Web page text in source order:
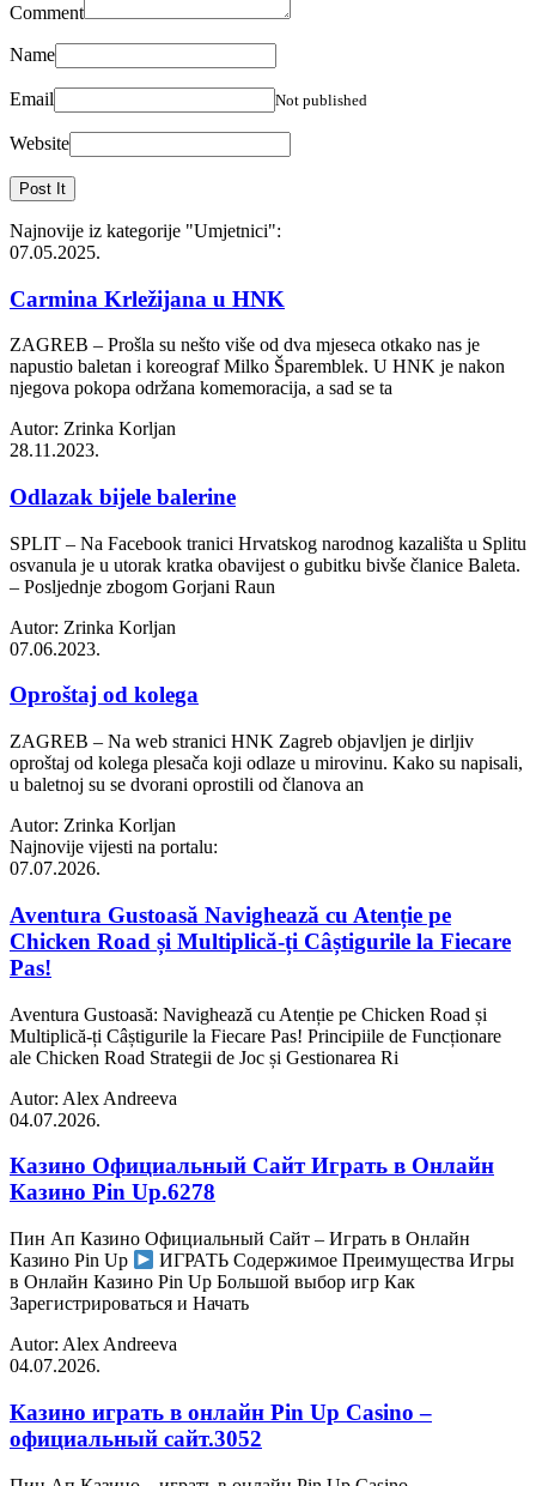
Comment
Name
Email Not published
Website
Najnovije iz kategorije "Umjetnici":
07.05.2025.
Carmina Krležijana u HNK
ZAGREB – Prošla su nešto više od dva mjeseca otkako nas je
napustio baletan i koreograf Milko Šparemblek. U HNK je nakon
njegova pokopa održana komemoracija, a sad se ta
Autor: Zrinka Korljan
28.11.2023.
Odlazak bijele balerine
SPLIT – Na Facebook tranici Hrvatskog narodnog kazališta u Splitu
osvanula je u utorak kratka obavijest o gubitku bivše članice Baleta.
– Posljednje zbogom Gorjani Raun
Autor: Zrinka Korljan
07.06.2023.
Oproštaj od kolega
ZAGREB – Na web stranici HNK Zagreb objavljen je dirljiv
oproštaj od kolega plesača koji odlaze u mirovinu. Kako su napisali,
u baletnoj su se dvorani oprostili od članova an
Autor: Zrinka Korljan
Najnovije vijesti na portalu:
07.07.2026.
Aventura Gustoasă Navighează cu Atenție pe
Chicken Road și Multiplică-ți Câștigurile la Fiecare
Pas!
Aventura Gustoasă: Navighează cu Atenție pe Chicken Road și
Multiplică-ți Câștigurile la Fiecare Pas! Principiile de Funcționare
ale Chicken Road Strategii de Joc și Gestionarea Ri
Autor: Alex Andreeva
04.07.2026.
Казино Официальный Сайт Играть в Онлайн
Казино Pin Up.6278
Пин Ап Казино Официальный Сайт – Играть в Онлайн
Казино Pin Up
ИГРАТЬ Содержимое Преимущества Игры
в Онлайн Казино Pin Up Большой выбор игр Как
Зарегистрироваться и Начать
Autor: Alex Andreeva
04.07.2026.
Казино играть в онлайн Pin Up Casino –
официальный сайт.3052